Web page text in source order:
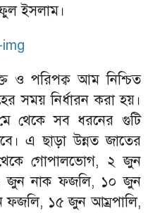
ইসলাম।
ও পরিপক্ব আম নিশ্চিত
সময় নির্ধারন করা হয়।
থেকে সব ধরনের গুটি
এ ছাড়া উন্নত জাতের
গোপালভোগ, ২ জুন
৫ জুন নাক ফজলি, ১০ জুন
ফজলি, ১৫ জুন আম্রপালি,